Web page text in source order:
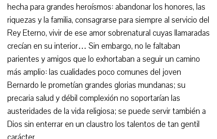
hecha para grandes heroísmos: abandonar los honores, las
riquezas y la familia, consagrarse para siempre al servicio del
Rey Eterno, vivir de ese amor sobrenatural cuyas llamaradas
crecían en su interior… Sin embargo, no le faltaban
parientes y amigos que lo exhortaban a seguir un camino
más amplio: las cualidades poco comunes del joven
Bernardo le prometían grandes glorias mundanas; su
precaria salud y débil complexión no soportarían las
austeridades de la vida religiosa; se puede servir también a
Dios sin enterrar en un claustro los talentos de tan gentil